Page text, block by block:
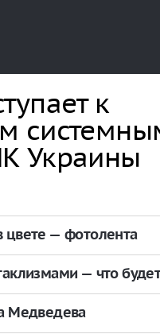
к
Украины
цвете — фотолента
— что
Медведева